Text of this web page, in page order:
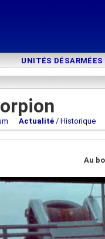
UNITÉS DÉSARMÉES
Actualité / Historique
Au